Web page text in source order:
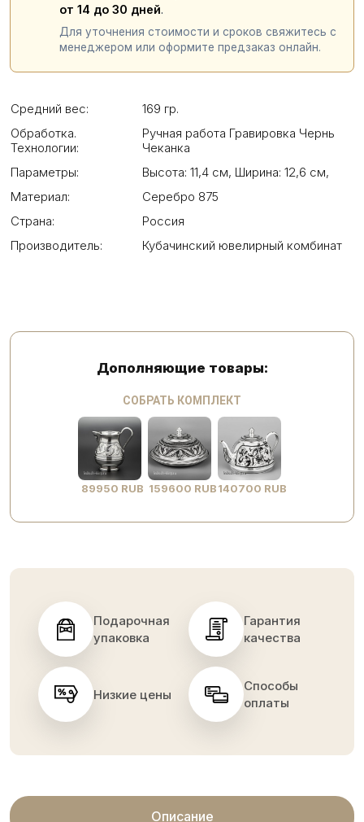
от 14 до 30 дней.
Для уточнения стоимости и сроков свяжитесь с
менеджером или оформите предзаказ онлайн.
Средний вес:
169 гр.
Обработка.
Технологии:
Ручная работа Гравировка Чернь
Чеканка
Параметры:
Высота: 11,4 см, Ширина: 12,6 см,
Материал:
Серебро 875
Страна:
Россия
Производитель:
Кубачинский ювелирный комбинат
Дополняющие товары:
СОБРАТЬ КОМПЛЕКТ
89950 RUB 159600 RUB140700 RUB
Подарочная
упаковка
Гарантия
качества
Низкие цены
Способы
оплаты
Описание